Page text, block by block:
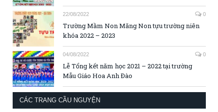
22/08/2022 0
Trường Mầm Non Măng Non tựu trường niên
khóa 2022 – 2023
04/08/2022 0
Lễ Tổng kết năm học 2021 – 2022 tại trường
Mẫu Giáo Hoa Anh Đào
CÁC TRANG CẦU NGUYỆN